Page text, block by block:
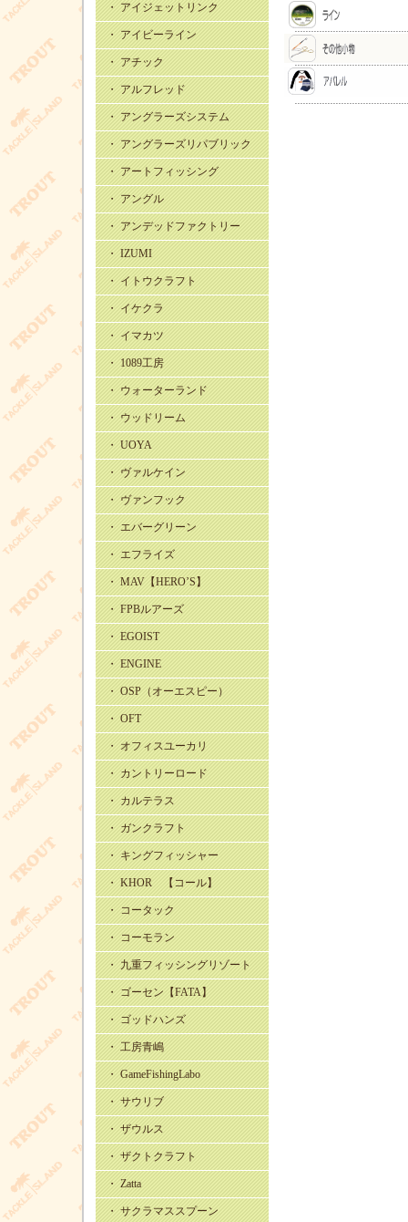
・ アイジェットリンク
・ アイビーライン
・ アチック
・ アルフレッド
・ アングラーズシステム
・ アングラーズリパブリック
・ アートフィッシング
・ アングル
・ アンデッドファクトリー
・ IZUMI
・ イトウクラフト
・ イケクラ
・ イマカツ
・ 1089工房
・ ウォーターランド
・ ウッドリーム
・ UOYA
・ ヴァルケイン
・ ヴァンフック
・ エバーグリーン
・ エフライズ
・ MAV【HERO’S】
・ FPBルアーズ
・ EGOIST
・ ENGINE
・ OSP（オーエスピー）
・ OFT
・ オフィスユーカリ
・ カントリーロード
・ カルテラス
・ ガンクラフト
・ キングフィッシャー
・ KHOR 【コール】
・ コータック
・ コーモラン
・ 九重フィッシングリゾート
・ ゴーセン【FATA】
・ ゴッドハンズ
・ 工房青嶋
・ GameFishingLabo
・ サウリブ
・ ザウルス
・ ザクトクラフト
・ Zatta
・ サクラマススプーン